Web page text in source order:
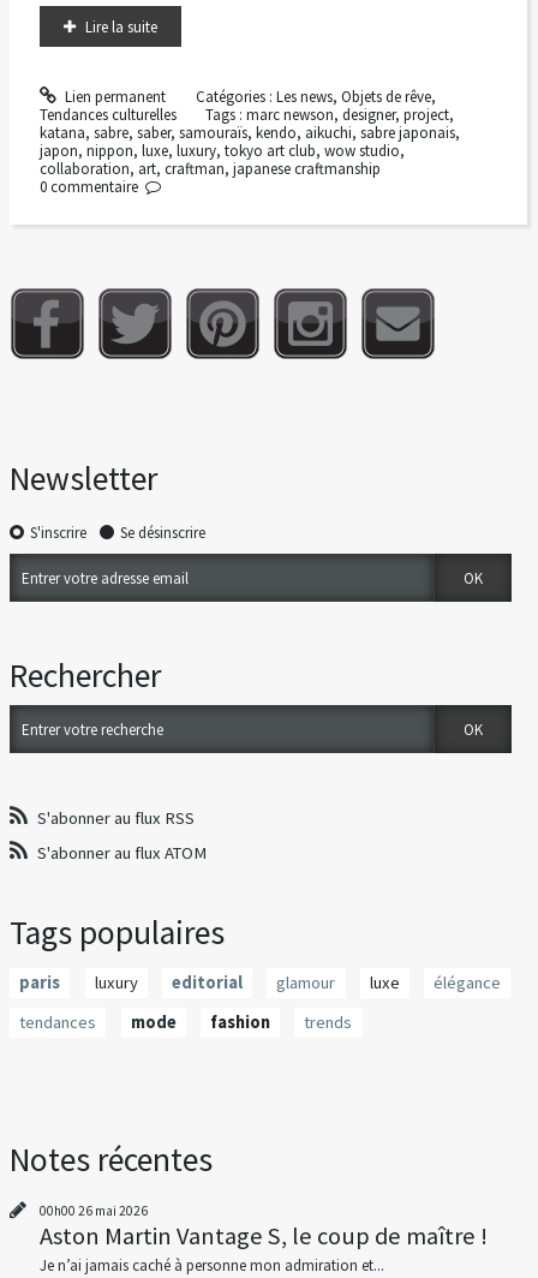
Lire la suite
Lien permanent Catégories : Les news, Objets de rêve,
Tendances culturelles
Tags :marc newson,designer,project,
katana, sabre, saber, samouraïs, kendo, aikuchi, sabre japonais,
japon, nippon, luxe, luxury, tokyo art club, wow studio,
collaboration, art, craftman, japanese craftmanship
0 commentaire
Newsletter
S'inscrire Se désinscrire
Rechercher
S'abonner au flux RSS
S'abonner au flux ATOM
Tags populaires
paris luxury editorial glamour luxe
élégance
tendances
mode fashion trends
Notes récentes
00h00 26 mai 2026
Aston Martin Vantage S, le coup de maître !
Je n’ai jamais caché à personne mon admiration et...